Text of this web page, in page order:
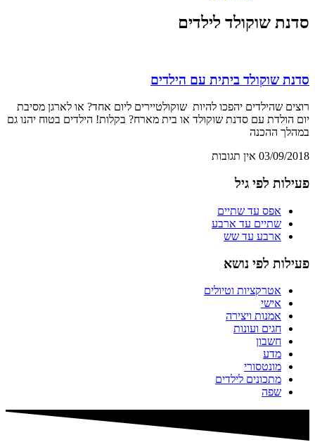
סדנת שוקולד לילדים
סדנת שוקולד ביתית עם הילדים
רוצים שהילדים יהפכו להיות שוקולטיירים ליום אחד? או לארגן מסיבת
יום הולדת עם סדנת שוקולד או בית מארח? בקלות! הילדים בטוח יהנו גם
במהלך ההכנה
03/09/2018 אין תגובות
פעילות לפי גיל
אפס עד שתיים
שתיים עד ארבע
ארבע עד שש
פעילות לפי נושא
אטרקציות וטיולים
אישי
אמנות ויצירה
חגים ועונות
חשבון
מדע
מונטסורי
מתכונים לילדים
שפה